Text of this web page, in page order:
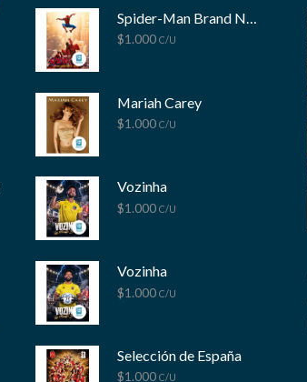
$1.000 C/U
Mariah Carey
$1.000 C/U
Vozinha
$1.000 C/U
Vozinha
$1.000 C/U
Selección de España
$1.000 C/U